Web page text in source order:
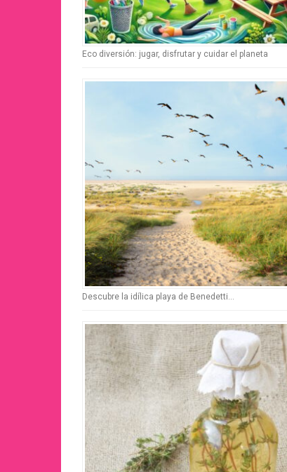
Eco diversión: jugar, disfrutar y cuidar el planeta
Descubre la idílica playa de Benedetti…